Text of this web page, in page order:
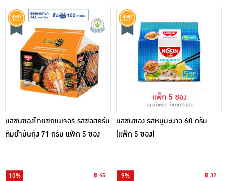
นิสชินซองไทยซิกเนเจอร์ รสซอสครีม
ต้มยำมันกุ้ง 71 กรัม แพ็ก 5 ซอง
10%
฿ 45
นิสชินซอง รสหมูมะนาว 60 กรัม
(แพ็ก 5 ซอง)
9%
฿ 32